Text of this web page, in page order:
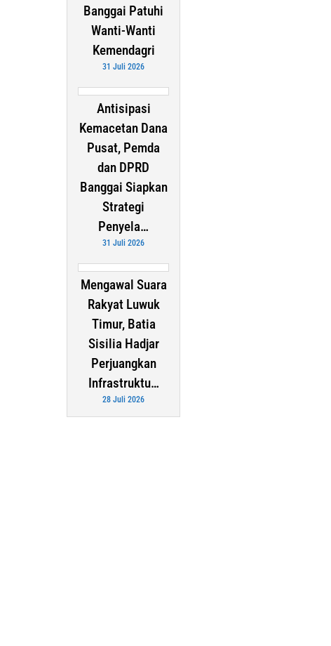
Banggai Patuhi
Wanti-Wanti
Kemendagri
31 Juli 2026
Antisipasi
Kemacetan Dana
Pusat, Pemda
dan DPRD
Banggai Siapkan
Strategi
Penyela…
31 Juli 2026
Mengawal Suara
Rakyat Luwuk
Timur, Batia
Sisilia Hadjar
Perjuangkan
Infrastruktu…
28 Juli 2026